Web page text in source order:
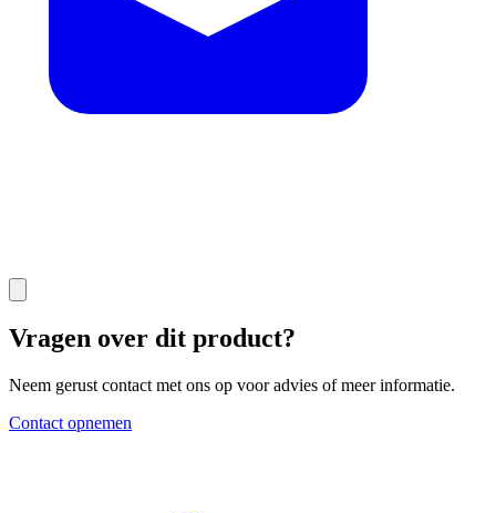
Vragen over dit product?
Neem gerust contact met ons op voor advies of meer informatie.
Contact opnemen